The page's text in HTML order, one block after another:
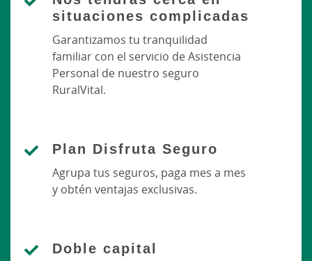
situaciones complicadas
Garantizamos tu tranquilidad
familiar con el servicio de Asistencia
Personal de nuestro seguro
RuralVital.
Plan Disfruta Seguro
Agrupa tus seguros, paga mes a mes
y obtén ventajas exclusivas.
Doble capital